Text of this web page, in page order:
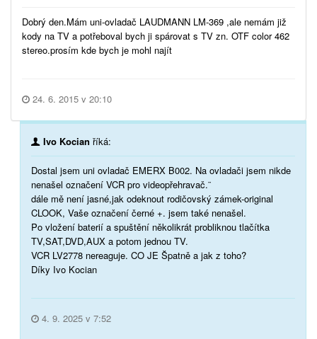
Dobrý den.Mám uni-ovladač LAUDMANN LM-369 ,ale nemám již
kody na TV a potřeboval bych ji spárovat s TV zn. OTF color 462
stereo.prosím kde bych je mohl najít
24. 6. 2015 v 20:10
Ivo Kocian říká:
Dostal jsem uni ovladač EMERX B002. Na ovladači jsem nikde
nenašel označení VCR pro videopřehravač.¨
dále mě není jasné,jak odeknout rodičovský zámek-original
CLOOK, Vaše označení černé +. jsem také nenašel.
Po vložení baterií a spuštění několikrát probliknou tlačítka
TV,SAT,DVD,AUX a potom jednou TV.
VCR LV2778 nereaguje. CO JE Špatně a jak z toho?
Díky Ivo Kocian
4. 9. 2025 v 7:52